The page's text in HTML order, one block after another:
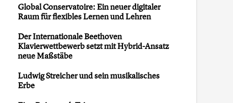
Global Conservatoire: Ein neuer digitaler
Raum für flexibles Lernen und Lehren
Der Internationale Beethoven
Klavierwettbewerb setzt mit Hybrid-Ansatz
neue Maßstäbe
Ludwig Streicher und sein musikalisches
Erbe